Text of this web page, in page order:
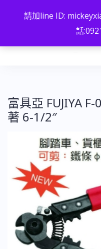
富具亞 FUJIYA
著 6-1/2″
請加line ID:
話